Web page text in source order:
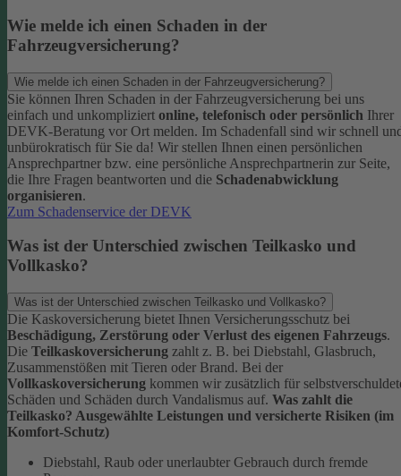
Wie melde ich einen Schaden in der
Fahrzeugversicherung?
Wie melde ich einen Schaden in der Fahrzeugversicherung?
Sie können Ihren Schaden in der Fahrzeugversicherung bei uns
einfach und unkompliziert online, telefonisch oder persönlich Ihrer
DEVK-Beratung vor Ort melden. Im Schadenfall sind wir schnell
unbürokratisch für Sie da! Wir stellen Ihnen einen persönlichen
Ansprechpartner bzw. eine persönliche Ansprechpartnerin zur Seite,
die Ihre Fragen beantworten und die Schadenabwicklung
organisieren.
Zum Schadenservice der DEVK
Was ist der Unterschied zwischen Teilkasko und
Vollkasko?
Was ist der Unterschied zwischen Teilkasko und Vollkasko?
Die Kaskoversicherung bietet Ihnen Versicherungsschutz bei
Beschädigung, Zerstörung oder Verlust des eigenen Fahrzeugs.
Die Teilkaskoversicherung zahlt z. B. bei Diebstahl, Glasbruch,
Zusammenstößen mit Tieren oder Brand. Bei der
Vollkaskoversicherung kommen wir zusätzlich für
Schäden und Schäden durch Vandalismus auf. Was zahlt die
Teilkasko? Ausgewählte Leistungen und versicherte Risiken (im
Komfort-Schutz)
Diebstahl, Raub oder unerlaubter Gebrauch durch fremde